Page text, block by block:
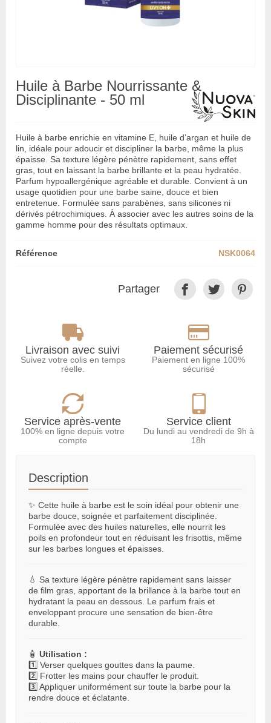
Huile à Barbe Nourrissante &
Disciplinante - 50 ml
Huile à barbe enrichie en vitamine E, huile d’argan et huile de
lin, idéale pour adoucir et discipliner la barbe, même la plus
épaisse. Sa texture légère pénètre rapidement, sans effet
gras, tout en laissant la barbe brillante et la peau hydratée.
Parfum hypoallergénique agréable et durable. Convient à un
usage quotidien pour une barbe saine, douce et bien
entretenue. Formulée sans parabènes, sans silicones ni
dérivés pétrochimiques. À associer avec les autres soins de la
gamme homme pour des résultats optimaux.
Référence NSK0064
Partager
Livraison avec suivi
Suivez votre colis en temps
réelle.
Paiement sécurisé
Paiement en ligne 100%
sécurisé
Service après-vente
100% en ligne depuis votre
compte
Service client
Du lundi au vendredi de 9h à
18h
Description
✨ Cette huile à barbe est le soin idéal pour obtenir une
barbe douce, soignée et parfaitement disciplinée.
Formulée avec des huiles naturelles, elle nourrit les
poils en profondeur tout en réduisant les frisottis, même
sur les barbes longues et épaisses.
💧 Sa texture légère pénètre rapidement sans laisser
de film gras, apportant de la brillance à la barbe tout en
hydratant la peau en dessous. Le parfum frais et
enveloppant procure une sensation de bien-être
durable.
🧴 Utilisation :
1️⃣ Verser quelques gouttes dans la paume.
2️⃣ Frotter les mains pour chauffer le produit.
3️⃣ Appliquer uniformément sur toute la barbe pour la
rendre douce et éclatante.